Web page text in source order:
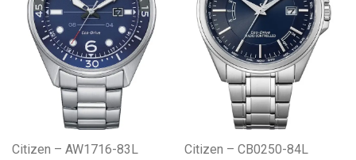
Citizen – AW1716-83L Citizen – CB0250-84L